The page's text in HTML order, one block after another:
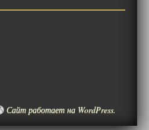
Сайт работает на WordPress.